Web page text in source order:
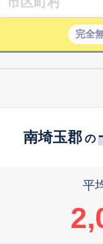
完全
南埼玉郡 の
平